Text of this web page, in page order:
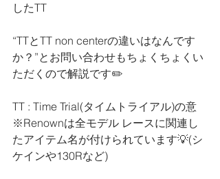
したTT
“TTとTT non centerの違いはなんです
か？”とお問い合わせもちょくちょくい
ただくので解説です✏️
TT : Time Trial(タイムトライアル)の意
※Renownは全モデル レースに関連し
たアイテム名が付けられています💡(シ
ケインや130Rなど)